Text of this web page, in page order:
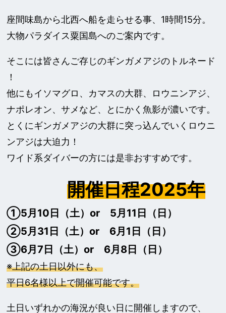
座間味島から北西へ船を走らせる事、1時間15分。
大物パラダイス粟国島へのご案内です。
そこには皆さんご存じのギンガメアジのトルネード
！
他にもイソマグロ、カマスの大群、ロウニンアジ、
ナポレオン、サメなど、とにかく魚影が濃いです。
とくにギンガメアジの大群に突っ込んでいくロウニ
ンアジは大迫力！
ワイド系ダイバーの方には是非おすすめです。
開催日程2025年
①5月10日（土）or 5月11日（日）
②5月31日（土）or 6月1日（日）
③6月7日（土）or 6月8日（日）
※上記の土日以外にも、
平日6名様以上で開催可能です。
土日いずれかの海況が良い日に開催しますので、